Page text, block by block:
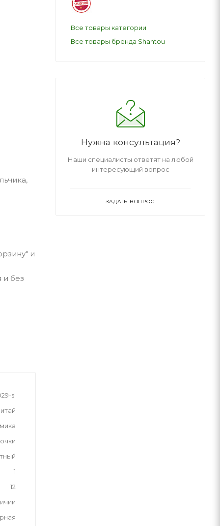
и
и без
sl
1
12
Все товары категории
Все товары бренда Shantou
Нужна консультация?
Наши специалисты ответят на любой
интересующий вопрос
ЗАДАТЬ ВОПРОС